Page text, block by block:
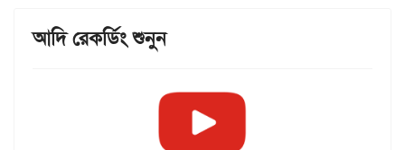
আদি রেকর্ডিং শুনুন